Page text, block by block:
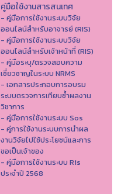
คู่มือใช้งานสารสนเทศ
- คู่มือการใช้งานระบบวิจัย
ออนไลน์สำหรับอาจารย์ (RIS)
- คู่มือการใช้งานระบบวิจัย
ออนไลน์สำหรับเจ้าหน้าที่ (RIS)
- คู่มือระบุ/ตรวจสอบความ
เชี่ยวชาญในระบบ NRMS
- เอกสารประกอบการอบรม
ระบบตรวจการเทียบซ้ำผลงาน
วิชาการ
- คู่มือการใช้งานระบบ Sos
- คู่การใช้งานระบบการนำผล
งานวิจัยไปใช้ประโยชน์และการ
ขอเป็นเจ้าของ
- คู่มือการใช้งานระบบ Ris
ประจำปี 2568